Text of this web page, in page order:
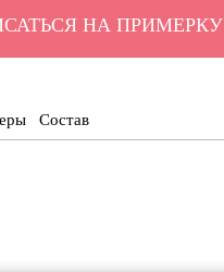
НА ПРИМЕРКУ
Состав